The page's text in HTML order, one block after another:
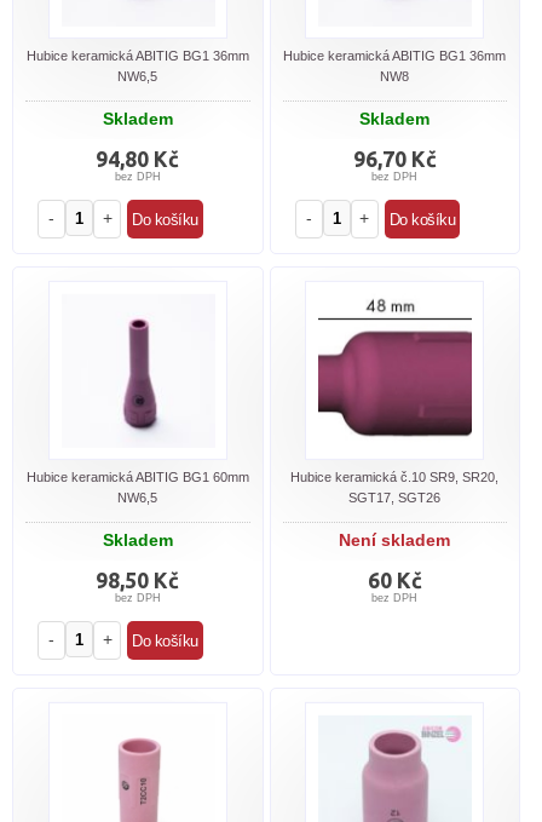
Hubice keramická ABITIG BG1 36mm
NW6,5
Skladem
94,80 Kč
bez DPH
- +
Hubice keramická ABITIG BG1 36mm
NW8
Skladem
96,70 Kč
bez DPH
- +
Hubice keramická ABITIG BG1 60mm
NW6,5
Skladem
98,50 Kč
bez DPH
- +
Hubice keramická č.10 SR9, SR20,
SGT17, SGT26
Není skladem
60 Kč
bez DPH